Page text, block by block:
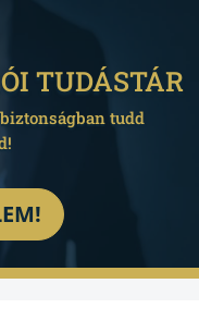
TUDÁSTÁR
tudd